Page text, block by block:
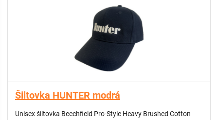
Šiltovka HUNTER modrá
Unisex šiltovka Beechfield Pro-Style Heavy Brushed Cotton